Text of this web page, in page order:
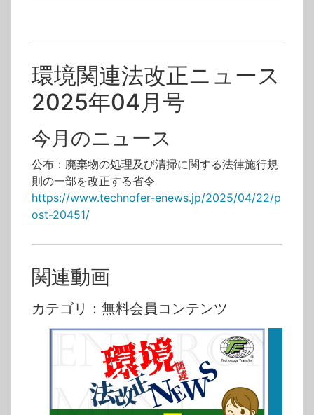
環境関連法改正ニュース
2025年04月号
今月のニュース
公布：廃棄物の処理及び清掃に関する法律施行規
則の一部を改正する省令
https://www.technofer-enews.jp/2025/04/22/p
ost-20451/
関連動画
カテゴリ：無料会員コンテンツ